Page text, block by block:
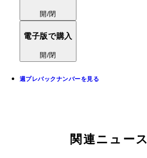
開/閉
電子版で購入
開/閉
週プレバックナンバーを見る
関連ニュース